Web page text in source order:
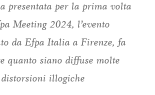
presentata per la prima volta
Meeting 2024, l’evento
da Efpa Italia a Firenze, fa
quanto siano diffuse molte
distorsioni illogiche